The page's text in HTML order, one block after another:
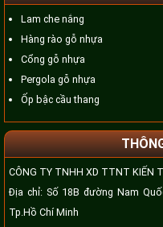
Lam che nắng
Hàng rào gỗ nhựa
Cổng gỗ nhựa
Pergola gỗ nhựa
Ốp bậc cầu thang
CÔNG TY TNHH XD TTNT KIẾN
Địa chỉ: Số 18B đường Nam
Tp.Hồ Chí Minh